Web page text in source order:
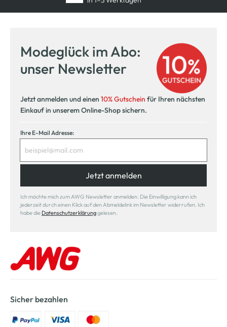
Modeglück im Abo:
unser Newsletter
Jetzt anmelden und einen 10% Gutschein für Ihren nächsten
Einkauf in unserem Online-Shop sichern.
Ihre E-Mail Adresse:
Jetzt anmelden
Ich möchte mich zum AWG Newsletter anmelden. Die Einwilligung kann ich
jederzeit durch einen Klick auf den Abmeldelink im Newsletter widerrufen. Ich
habe die Datenschutzerklärunggelesen.
Sicher bezahlen